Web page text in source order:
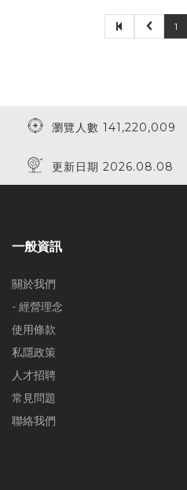
1
瀏覽人數 141,220,009
更新日期 2026.08.08
一般資訊
關於我們
- 經營理念
使用條款
私隱政策
人才招聘
常見問題
聯絡我們